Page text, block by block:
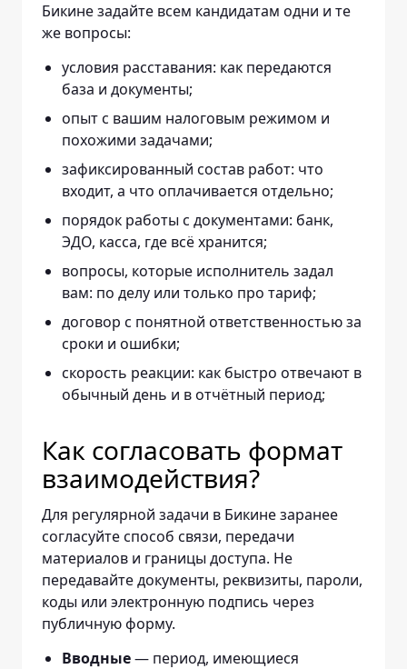
Бикине задайте всем кандидатам одни и те
же вопросы:
условия расставания: как передаются
база и документы;
опыт с вашим налоговым режимом и
похожими задачами;
зафиксированный состав работ: что
входит, а что оплачивается отдельно;
порядок работы с документами: банк,
ЭДО, касса, где всё хранится;
вопросы, которые исполнитель задал
вам: по делу или только про тариф;
договор с понятной ответственностью за
сроки и ошибки;
скорость реакции: как быстро отвечают в
обычный день и в отчётный период;
Как согласовать формат
взаимодействия?
Для регулярной задачи в Бикине заранее
согласуйте способ связи, передачи
материалов и границы доступа. Не
передавайте документы, реквизиты, пароли,
коды или электронную подпись через
публичную форму.
Вводные— период, имеющиеся